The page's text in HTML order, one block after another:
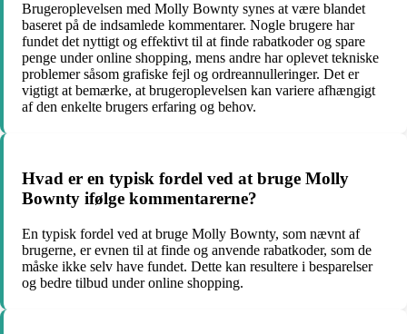
Brugeroplevelsen med Molly Bownty synes at være blandet
baseret på de indsamlede kommentarer. Nogle brugere har
fundet det nyttigt og effektivt til at finde rabatkoder og spare
penge under online shopping, mens andre har oplevet tekniske
problemer såsom grafiske fejl og ordreannulleringer. Det er
vigtigt at bemærke, at brugeroplevelsen kan variere afhængigt
af den enkelte brugers erfaring og behov.
Hvad er en typisk fordel ved at bruge Molly
Bownty ifølge kommentarerne?
En typisk fordel ved at bruge Molly Bownty, som nævnt af
brugerne, er evnen til at finde og anvende rabatkoder, som de
måske ikke selv have fundet. Dette kan resultere i besparelser
og bedre tilbud under online shopping.